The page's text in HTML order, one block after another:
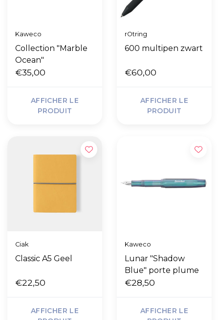
Kaweco
Collection "Marble
Ocean"
€35,00
AFFICHER LE
PRODUIT
rOtring
600 multipen zwart
€60,00
AFFICHER LE
PRODUIT
Ciak
Classic A5 Geel
€22,50
AFFICHER LE
Kaweco
Lunar "Shadow
Blue" porte plume
€28,50
AFFICHER LE